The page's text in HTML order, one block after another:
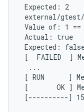
Expected: 2
external/
Value of: 1 ==
Actual: true
Expected:
[  FAILED  ]
  ...
[ RUN      ]
[       OK ]
[----------] 15